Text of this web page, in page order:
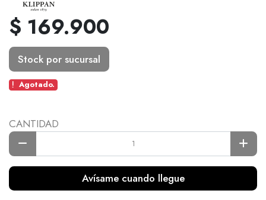
$ 169.900
Stock por sucursal
Agotado.
CANTIDAD
Avísame cuando llegue